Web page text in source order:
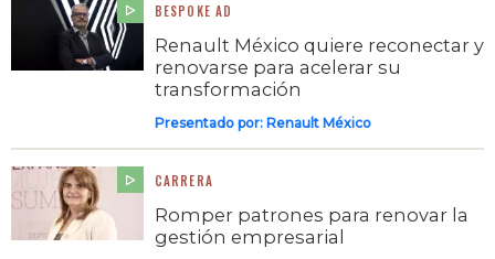
BESPOKE AD
Renault México quiere reconectar y
renovarse para acelerar su
transformación
Presentado por: Renault México
CARRERA
Romper patrones para renovar la
gestión empresarial